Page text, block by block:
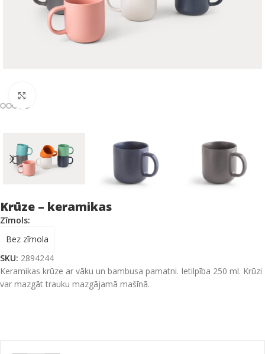
Krūze – keramikas
Zīmols:
Bez zīmola
SKU: 2894244
Keramikas krūze ar vāku un bambusa pamatni. Ietilpība 250 ml. Krūzi
var mazgāt trauku mazgājamā mašīnā.